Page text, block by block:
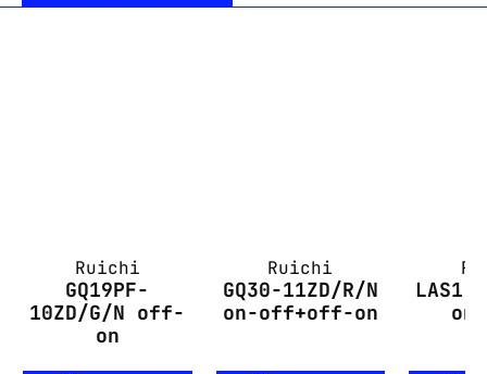
Ruichi
GQ19PF-
10ZD/G/N off-
on
Ruichi
GQ30-11ZD/R/N
on-off+off-on
LAS1-